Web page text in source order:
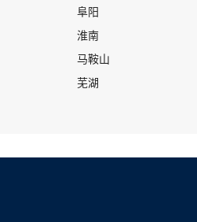
阜阳
淮南
马鞍山
芜湖